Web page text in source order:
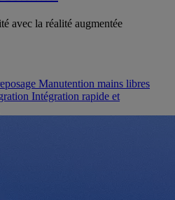
avec la réalité augmentée
Manutention mains libres
Intégration rapide et